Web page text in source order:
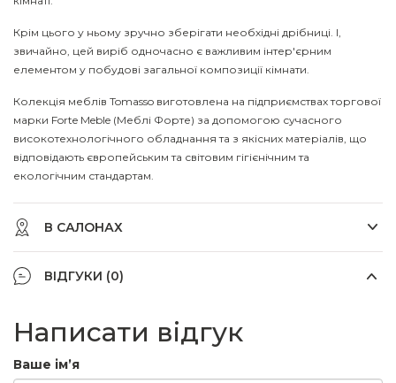
Крім цього у ньому зручно зберігати необхідні дрібниці. І,
звичайно, цей виріб одночасно є важливим інтер'єрним
елементом у побудові загальної композиції кімнати.
Колекція меблів Tomasso виготовлена на підприємствах торгової
марки Forte Meble (Меблі Форте) за допомогою сучасного
високотехнологічного обладнання та з якісних матеріалів, що
відповідають європейським та світовим гігієнічним та
екологічним стандартам.
В САЛОНАХ
ВІДГУКИ (0)
Написати відгук
Ваше ім’я